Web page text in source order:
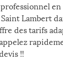
Lambert
des tarifs
!!